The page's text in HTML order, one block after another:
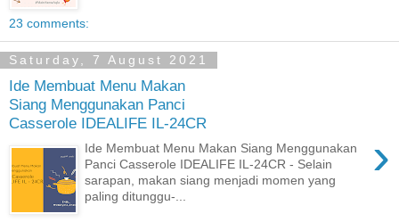
23 comments:
Saturday, 7 August 2021
Ide Membuat Menu Makan
Siang Menggunakan Panci
Casserole IDEALIFE IL-24CR
›
Ide Membuat Menu Makan Siang Menggunakan
Panci Casserole IDEALIFE IL-24CR - Selain
sarapan, makan siang menjadi momen yang
paling ditunggu-...